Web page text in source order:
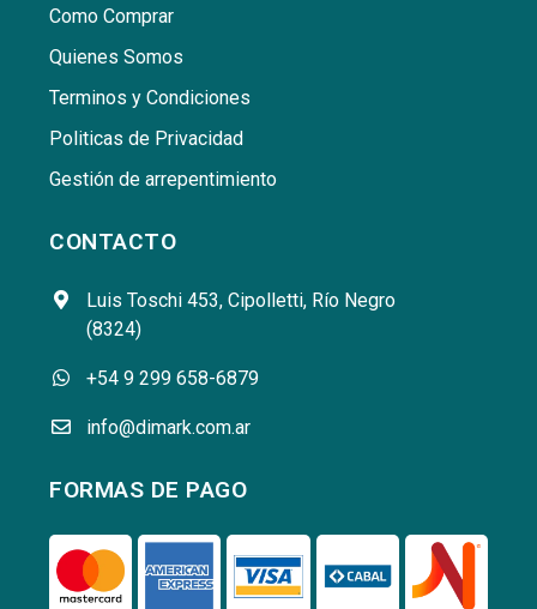
Como Comprar
Quienes Somos
Terminos y Condiciones
Politicas de Privacidad
Gestión de arrepentimiento
CONTACTO
Luis Toschi 453, Cipolletti, Río Negro
(8324)
+54 9 299 658-6879
info@dimark.com.ar
FORMAS DE PAGO